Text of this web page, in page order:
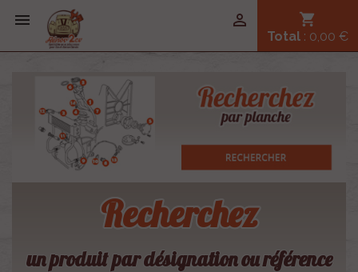
 shopping_cart
Total : 0,00 €

Recherchez
un produit par désignation ou référence